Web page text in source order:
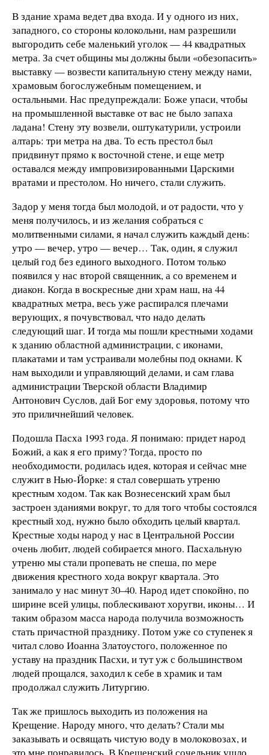
В здание храма ведет два входа. И у одного из них,
западного, со стороны колокольни, нам разрешили
выгородить себе маленький уголок — 44 квадратных
метра. За счет общины мы должны были «обезопасить»
выставку — возвести капитальную стену между нами,
храмовым богослужебным помещением, и
остальными. Нас предупреждали: Боже упаси, чтобы
на промышленной выставке от вас не было запаха
ладана! Стену эту возвели, оштукатурили, устроили
алтарь: три метра на два. То есть престол был
придвинут прямо к восточной стене, и еще метр
оставался между импровизированными Царскими
вратами и престолом. Но ничего, стали служить.
Задор у меня тогда был молодой, и от радости, что у
меня получилось, и из желания собраться с
молитвенными силами, я начал служить каждый день:
утро — вечер, утро — вечер… Так, один, я служил
целый год без единого выходного. Потом только
появился у нас второй священник, а со временем и
диакон. Когда в воскресные дни храм наш, на 44
квадратных метра, весь уже распирался плечами
верующих, я почувствовал, что надо делать
следующий шаг. И тогда мы пошли крестными ходами
к зданию областной администрации, с иконами,
плакатами и там устраивали молебны под окнами. К
нам выходили и управляющий делами, и сам глава
администрации Тверской области Владимир
Антонович Суслов, дай Бог ему здоровья, потому что
это приличнейший человек.
Подошла Пасха 1993 года. Я понимаю: придет народ
Божий, а как я его приму? Тогда, просто по
необходимости, родилась идея, которая и сейчас мне
служит в Нью-Йорке: я стал совершать утреню
крестным ходом. Так как Вознесенский храм был
застроен зданиями вокруг, то для того чтобы состоялся
крестный ход, нужно было обходить целый квартал.
Крестные ходы народ у нас в Центральной России
очень любит, людей собирается много. Пасхальную
утреню мы стали пропевать не спеша, по мере
движения крестного хода вокруг квартала. Это
занимало у нас минут 30–40. Народ идет спокойно, по
ширине всей улицы, поблескивают хоругви, иконы… И
таким образом масса народа получила возможность
стать причастной празднику. Потом уже со ступенек я
читал слово Иоанна Златоустого, положенное по
уставу на праздник Пасхи, и тут уж с большинством
людей прощался, заходил к себе в храмик и там
продолжал служить Литургию.
Так же пришлось выходить из положения на
Крещение. Народу много, что делать? Стали мы
заказывать и освящать чистую воду в молоковозах, и
это мне понравилось. В Крещенский сочельник ушло